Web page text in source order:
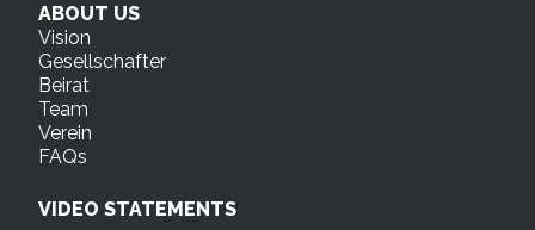
ABOUT US
Vision
Gesellschafter
Beirat
Team
Verein
FAQs
VIDEO STATEMENTS